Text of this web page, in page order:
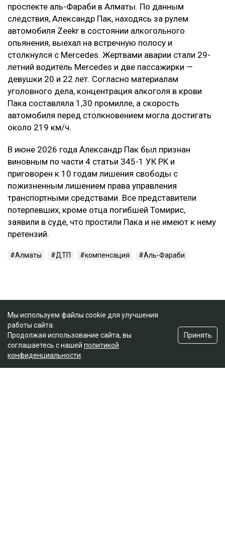
проспекте аль-Фараби в Алматы. По данным
следствия, Александр Пак, находясь за рулем
автомобиля Zeekr в состоянии алкогольного
опьянения, выехал на встречную полосу и
столкнулся с Mercedes. Жертвами аварии стали 29-
летний водитель Mercedes и две пассажирки —
девушки 20 и 22 лет. Согласно материалам
уголовного дела, концентрация алкоголя в крови
Пака составляла 1,30 промилле, а скорость
автомобиля перед столкновением могла достигать
около 219 км/ч.
В июне 2026 года Александр Пак был признан
виновным по части 4 статьи 345-1 УК РК и
приговорен к 10 годам лишения свободы с
пожизненным лишением права управления
транспортными средствами. Все представители
потерпевших, кроме отца погибшей Томирис,
заявили в суде, что простили Пака и не имеют к нему
претензий.
Алматы ДТП компенсация Аль-Фараби
Мы используем файлы cookie для улучшения
работы сайта.
Продолжая использование сайта, вы
соглашаетесь с нашей политикой
конфиденциальности
Принять